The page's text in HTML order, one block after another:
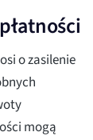
o zasilenie
mogą